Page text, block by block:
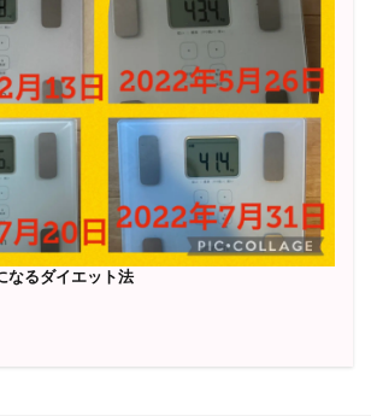
なるダイエット法